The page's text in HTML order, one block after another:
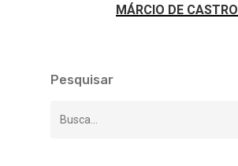
MÁRCIO DE CASTRO
Pesquisar